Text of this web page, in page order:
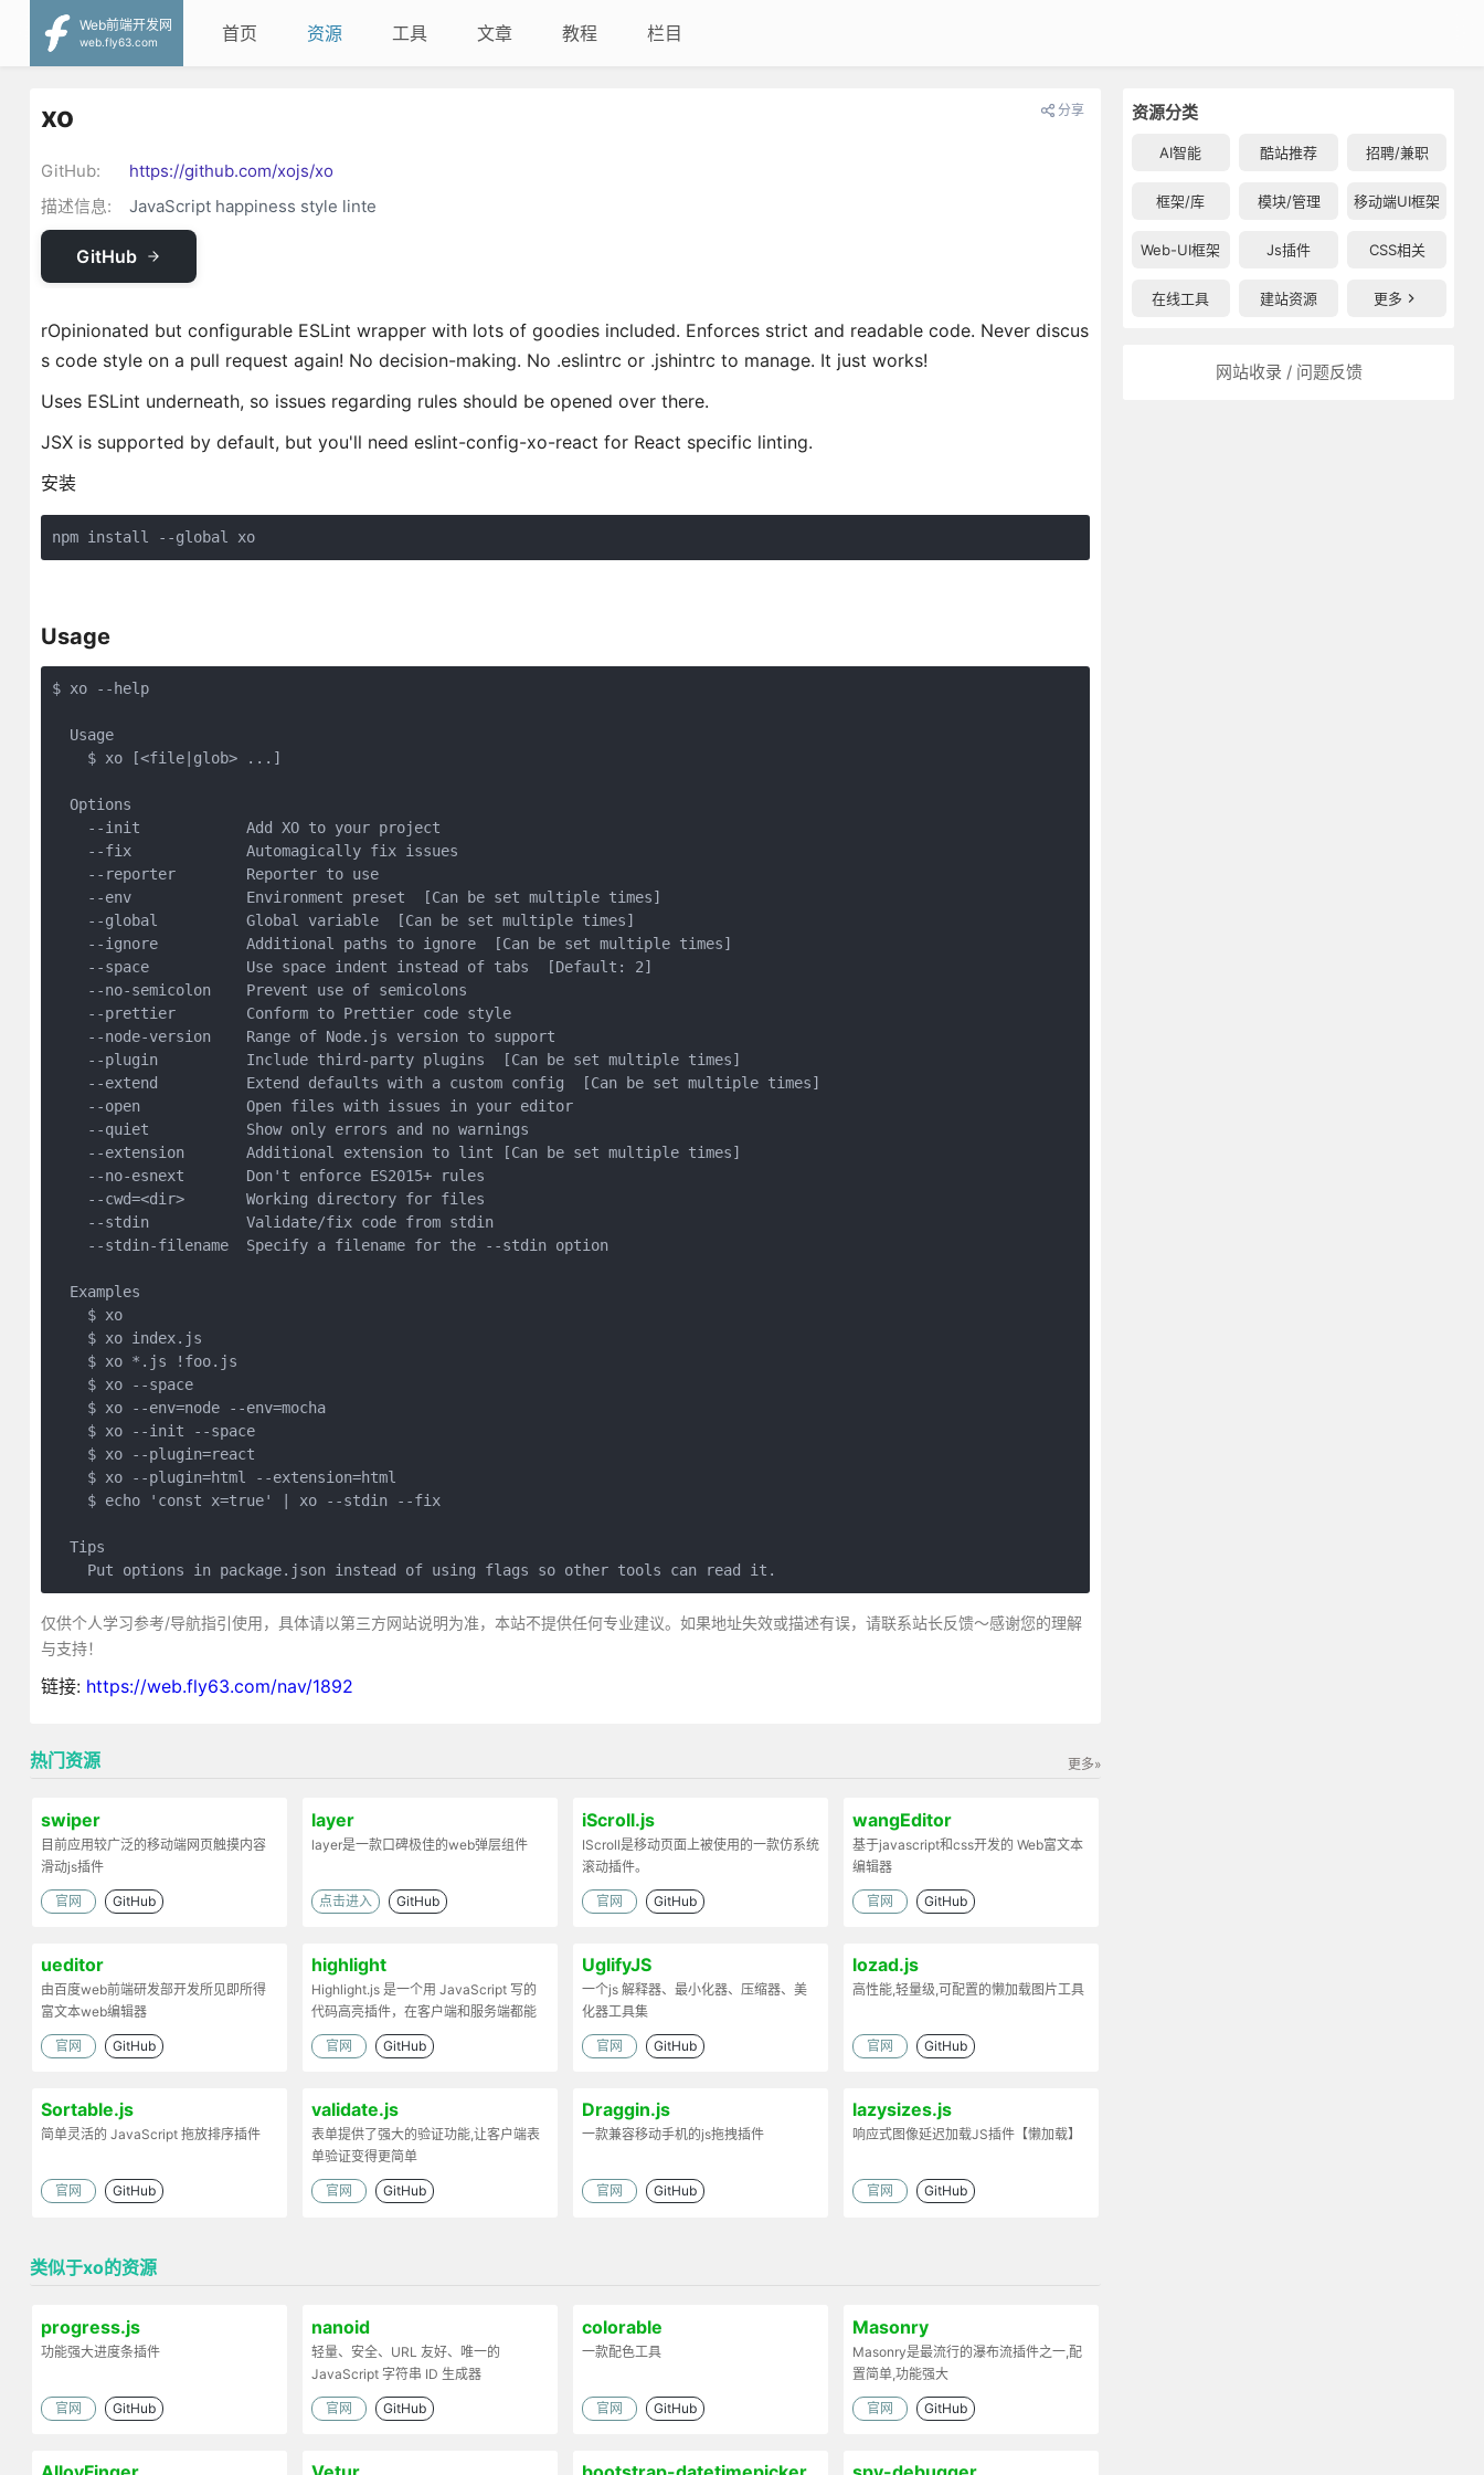
Web前端开发网
web.fly63.com
首页 资源 工具 文章 教程 栏目
资源分类
AI智能 酷站推荐 招聘/兼职
框架/库 模块/管理 移动端UI框架
Web-UI框架 Js插件 CSS相关
在线工具 建站资源 更多
网站收录 / 问题反馈
xo 分享
GitHub:
https://github.com/xojs/xo
描述信息:
JavaScript happiness style linte
GitHub
rOpinionated but configurable ESLint wrapper with lots of goodies included. Enforces strict and readable code. Never discus
s code style on a pull request again! No decision-making. No .eslintrc or .jshintrc to manage. It just works!
Uses ESLint underneath, so issues regarding rules should be opened over there.
JSX is supported by default, but you'll need eslint-config-xo-react for React specific linting.
安装
npm install --global xo
Usage
$ xo --help
  Usage
    $ xo [<file|glob> ...]
  Options
    --init            Add XO to your project
    --fix             Automagically fix issues
    --reporter        Reporter to use
    --env             Environment preset  [Can be set multiple times]
    --global          Global variable  [Can be set multiple times]
    --ignore          Additional paths to ignore  [Can be set multiple times]
    --space           Use space indent instead of tabs  [Default: 2]
    --no-semicolon    Prevent use of semicolons
    --prettier        Conform to Prettier code style
    --node-version    Range of Node.js version to support
    --plugin          Include third-party plugins  [Can be set multiple times]
    --extend          Extend defaults with a custom config  [Can be set multiple times]
    --open            Open files with issues in your editor
    --quiet           Show only errors and no warnings
    --extension       Additional extension to lint [Can be set multiple times]
    --no-esnext       Don't enforce ES2015+ rules
    --cwd=<dir>       Working directory for files
    --stdin           Validate/fix code from stdin
    --stdin-filename  Specify a filename for the --stdin option
  Examples
    $ xo
    $ xo index.js
    $ xo *.js !foo.js
    $ xo --space
    $ xo --env=node --env=mocha
    $ xo --init --space
    $ xo --plugin=react
    $ xo --plugin=html --extension=html
    $ echo 'const x=true' | xo --stdin --fix
  Tips
    Put options in package.json instead of using flags so other tools can read it.
仅供个人学习参考/导航指引使用，具体请以第三方网站说明为准，本站不提供任何专业建议。如果地址失效或描述有误，请联系站长反馈～感谢您的理解
与支持！
链接: https://web.fly63.com/nav/1892
更多»
热门资源
swiper
目前应用较广泛的移动端网页触摸内容
滑动js插件
官网 GitHub
layer
layer是一款口碑极佳的web弹层组件
点击进入 GitHub
iScroll.js
IScroll是移动页面上被使用的一款仿系统
滚动插件。
官网 GitHub
wangEditor
基于javascript和css开发的 Web富文本
编辑器
官网 GitHub
ueditor
由百度web前端研发部开发所见即所得
富文本web编辑器
官网 GitHub
highlight
Highlight.js 是一个用 JavaScript 写的
代码高亮插件，在客户端和服务端都能
工作。
官网 GitHub
UglifyJS
一个js 解释器、最小化器、压缩器、美
化器工具集
官网 GitHub
lozad.js
高性能,轻量级,可配置的懒加载图片工具
官网 GitHub
Sortable.js
简单灵活的 JavaScript 拖放排序插件
官网 GitHub
validate.js
表单提供了强大的验证功能,让客户端表
单验证变得更简单
官网 GitHub
Draggin.js
一款兼容移动手机的js拖拽插件
官网 GitHub
lazysizes.js
响应式图像延迟加载JS插件【懒加载】
官网 GitHub
类似于xo的资源
progress.js
功能强大进度条插件
官网 GitHub
nanoid
轻量、安全、URL 友好、唯一的
JavaScript 字符串 ID 生成器
官网 GitHub
colorable
一款配色工具
官网 GitHub
Masonry
Masonry是最流行的瀑布流插件之一,配
置简单,功能强大
官网 GitHub